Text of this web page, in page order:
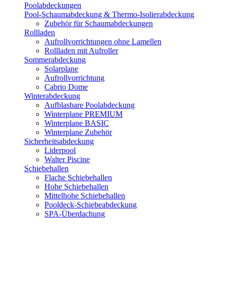
Poolabdeckungen
Pool-Schaumabdeckung & Thermo-Isolierabdeckung
Zubehör für Schaumabdeckungen
Rollladen
Aufrollvorrichtungen ohne Lamellen
Rollladen mit Aufroller
Sommerabdeckung
Solarplane
Aufrollvorrichtung
Cabrio Dome
Winterabdeckung
Aufblasbare Poolabdeckung
Winterplane PREMIUM
Winterplane BASIC
Winterplane Zubehör
Sicherheitsabdeckung
Liderpool
Walter Piscine
Schiebehallen
Flache Schiebehallen
Hohe Schiebehallen
Mittelhohe Schiebehallen
Pooldeck-Schiebeabdeckung
SPA-Überdachung